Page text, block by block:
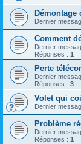
Dernier
Comment
Dernier
Réponses : 1
Perte
Dernier
Réponses : 3
Volet qui
Dernier
Problème
Dernier
Réponses : 1